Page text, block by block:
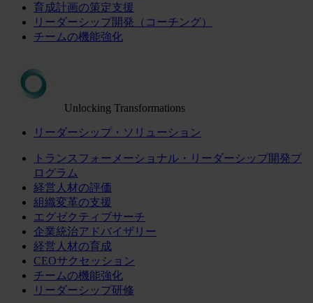
育成計画の策定支援
リーダーシップ開発（コーチング）
チームの機能強化
Unlocking Transformations
リーダーシップ・ソリューション
トランスフォーメーショナル・リーダーシップ開発プ
ログラム
経営人材の評価
組織変革の支援
エグゼクティブサーチ
企業統治アドバイザリー
経営人材の育成
CEOサクセッション
チームの機能強化
リーダーシップ研修